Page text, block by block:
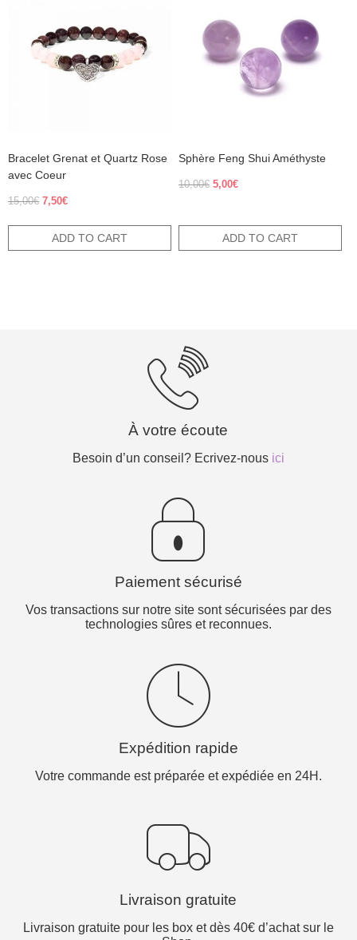
Bracelet Grenat et Quartz Rose
avec Coeur
15,00€ Original
15,00€.
7,50€Current
7,50€.
ADD TO CART
Sphère Feng Shui Améthyste
10,00€ Original
10,00€.
5,00€Current
5,00€.
ADD TO CART
À votre écoute
Besoin d’un conseil? Ecrivez-nous ici
Paiement sécurisé
Vos transactions sur notre site sont sécurisées par des
technologies sûres et reconnues.
Expédition rapide
Votre commande est préparée et expédiée en 24H.
Livraison gratuite
Livraison gratuite pour les box et dès 40€ d’achat sur le